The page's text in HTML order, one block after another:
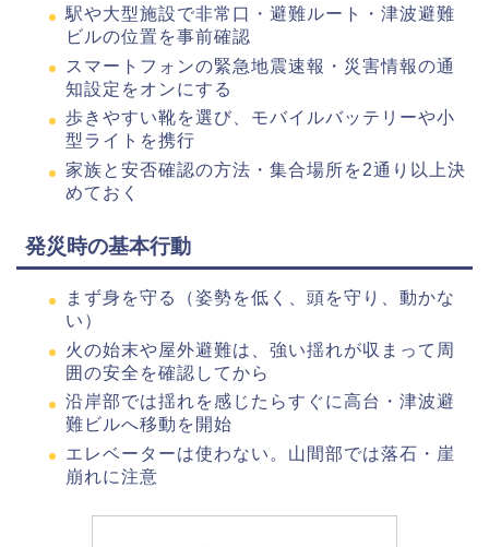
駅や大型施設で非常口・避難ルート・津波避難
ビルの位置を事前確認
スマートフォンの緊急地震速報・災害情報の通
知設定をオンにする
歩きやすい靴を選び、モバイルバッテリーや小
型ライトを携行
家族と安否確認の方法・集合場所を2通り以上決
めておく
発災時の基本行動
まず身を守る（姿勢を低く、頭を守り、動かな
い）
火の始末や屋外避難は、強い揺れが収まって周
囲の安全を確認してから
沿岸部では揺れを感じたらすぐに高台・津波避
難ビルへ移動を開始
エレベーターは使わない。山間部では落石・崖
崩れに注意